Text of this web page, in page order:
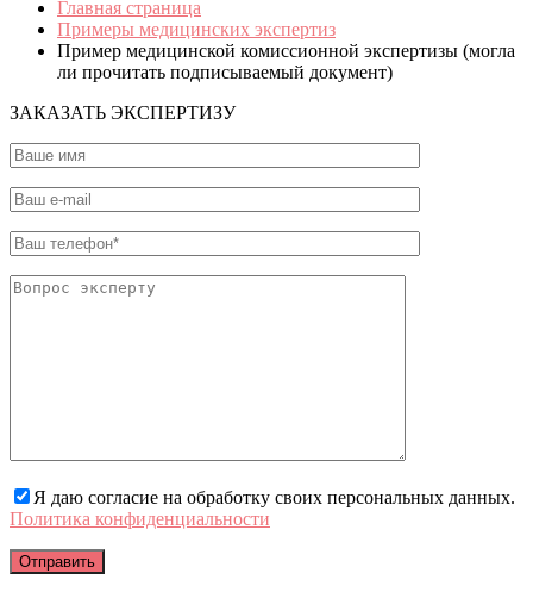
Главная страница
Примеры медицинских экспертиз
Пример медицинской комиссионной экспертизы (могла
ли прочитать подписываемый документ)
ЗАКАЗАТЬ ЭКСПЕРТИЗУ
Я даю согласие на обработку своих персональных данных.
Политика конфиденциальности